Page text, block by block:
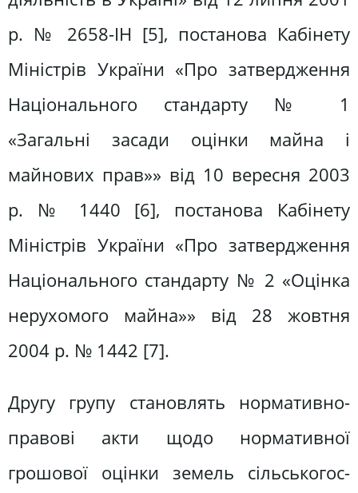
р. № 2658-ІН [5], постанова Кабінету
Міністрів України «Про за­твердження
Національного стандарту № 1
«Загальні засади оцінки майна і
майнових прав»» від 10 вересня 2003
р. № 1440 [6], постанова Кабінету
Міністрів України «Про затвердження
Національного стандарту № 2 «Оцінка
нерухомого майна»» від 28 жовтня
2004 р. № 1442 [7].
Другу групу становлять норматив­но-
правові акти щодо нормативної
грошової оцінки земель сільськогос­